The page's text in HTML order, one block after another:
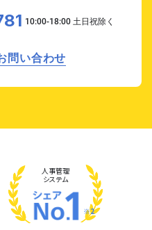
問い合わせ
人事管理
システム
※2